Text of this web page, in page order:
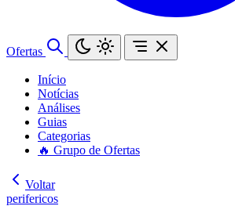
Ofertas
Início
Notícias
Análises
Guias
Categorias
🔥 Grupo de Ofertas
Voltar
perifericos